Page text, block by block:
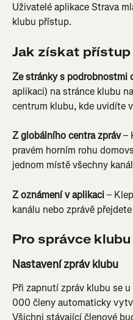
Uživatelé aplikace Strava
klubu přístup.
Jak získat
Ze stránky s podrobnostmi
aplikaci) na stránce klubu
centrum klubu, kde uvidíte
Z globálního centra zpráv –
pravém horním rohu
jednom místě všechny
Z oznámení v aplikaci –
kanálu nebo zprávě
Pro správce klubu
Nastavení zpráv klubu
Při zapnutí zpráv klubu se
000 členy automaticky